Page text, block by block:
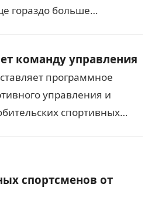
гораздо больше
команду управления
программное
управления и
спортивных
директора и…
спортсменов от